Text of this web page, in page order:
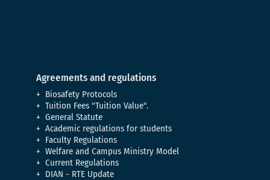
Agreements and regulations
Biosafety Protocols
Tuition Fees "Tuition Value".
General Statute
Academic regulations for students
Faculty Regulations
Welfare and Campus Ministry Model
Current Regulations
DIAN - RTE Update